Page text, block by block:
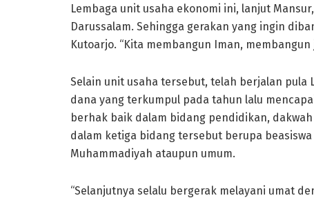
Lembaga unit usaha ekonomi ini, lanjut
Darussalam. Sehingga gerakan yang ingin
Kutoarjo. “Kita membangun Iman,
Selain unit usaha tersebut, telah berjalan pula
dana yang terkumpul pada tahun lalu
berhak baik dalam bidang pendidikan,
dalam ketiga bidang tersebut berupa
Muhammadiyah ataupun umum.
“Selanjutnya selalu bergerak melayani umat